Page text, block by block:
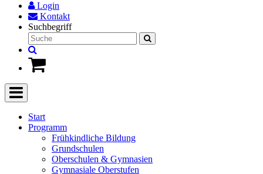
Login
Kontakt
Suchbegriff
Start
Programm
Frühkindliche Bildung
Grundschulen
Oberschulen & Gymnasien
Gymnasiale Oberstufen